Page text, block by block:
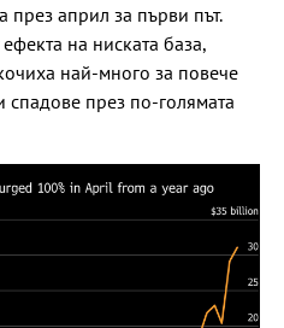
през април за първи път.
на ниската база,
най-много за повече
през по-голямата